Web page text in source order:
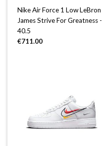
Nike Air Force 1 Low LeBron
James Strive For Greatness -
40.5
€711.00